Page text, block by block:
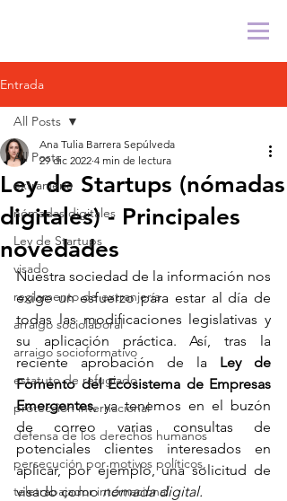
Entrada
All Posts
extranjería
nómadas digitales
Ley de Startups
visado
reglamento de extranjería
arraigo sociolaboral
arraigo socioformativo
estatuto de refugiado
protección internacional
defensa de los derechos humanos
persecución por motivos políticos,
teletrabajador internacional
All Posts
Ley de Startups (nómadas
digitales) - Principales
novedades
Ana Tulia Barrera Sepúlveda
29 dic 2022 4 min de lectura
Nuestra sociedad de la información nos
exige un esfuerzo para estar al día de
todas las modificaciones legislativas y
su aplicación práctica. Así, tras la
reciente aprobación de la Ley de
Fomento del Ecosistema de Empresas
Emergentes, ya tenemos en el buzón
de correo varias consultas de
potenciales clientes interesados en
aplicar, por ejemplo, una solicitud de
visado como nómada digital.